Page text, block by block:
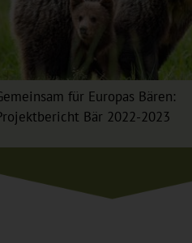
für Europas Bären:
Bär 2022-2023